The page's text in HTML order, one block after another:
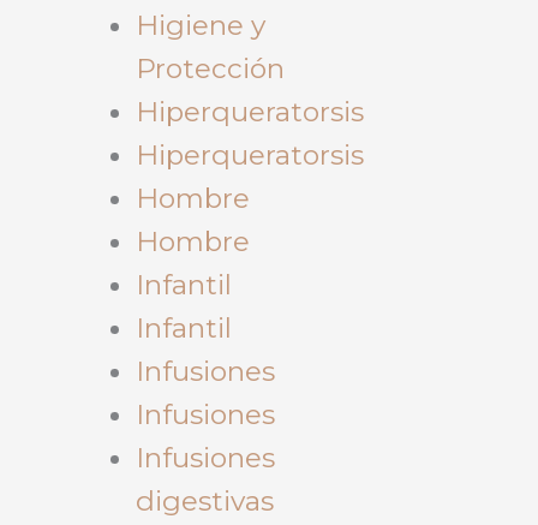
Higiene y
Protección
Hiperqueratorsis
Hiperqueratorsis
Hombre
Hombre
Infantil
Infantil
Infusiones
Infusiones
Infusiones
digestivas